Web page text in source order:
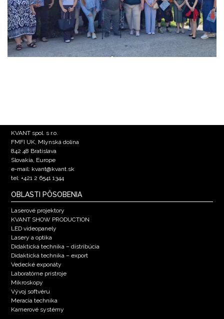
KVANT spol. s r.o.
FMFI UK, Mlynská dolina
842 48 Bratislava
Slovakia, Europe
e-mail: kvant@kvant.sk
tel: +421 2 6541 1344
OBLASTI PÔSOBENIA
Laserové projektory
KVANT SHOW PRODUCTION
LED videopanely
Lasery a optika
Didaktická technika – distribúcia
Didaktická technika – export
Vedecké exponáty
Laboratórne prístroje
Mikroskopy
Vývoj softvéru
Meracia technika
Kamerové systémy